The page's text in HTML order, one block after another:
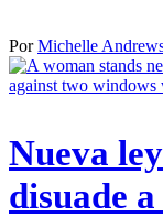
PorMichelle
Nueva
disuade